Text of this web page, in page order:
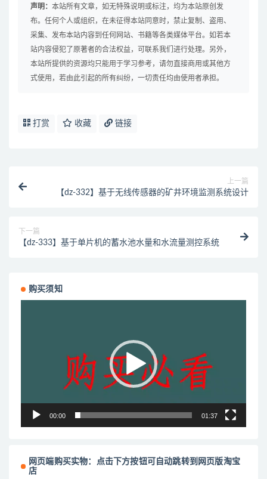
声明： 本站所有文章，如无特殊说明或标注，均为本站原创发
布。任何个人或组织，在未征得本站同意时，禁止复制、盗用、
采集、发布本站内容到任何网站、书籍等各类媒体平台。如若本
站内容侵犯了原著者的合法权益，可联系我们进行处理。另外，
本站所提供的资源均只能用于学习参考，请勿直接商用或其他方
式使用，若由此引起的所有纠纷，一切责任均由使用者承担。
打赏 收藏 链接
上一篇
【dz-332】基于无线传感器的矿井环境监测系统设计
下一篇
【dz-333】基于单片机的蓄水池水量和水流量测控系统
购买须知
00:00 01:37
网页端购买实物：点击下方按钮可自动跳转到网页版淘宝
店